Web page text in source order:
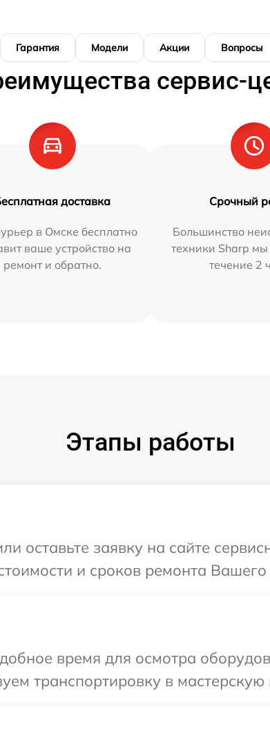
Гарантия Модели Акции Вопросы
сервис-
доставка
в Омске бесплатно
ваше устройство на
ремонт и обратно.
Срочный
Большинство
техники Sharp мы
течение 2
Этапы работы
оставьте заявку на сайте
и сроков ремонта Вашего
время для осмотра
транспортировку в